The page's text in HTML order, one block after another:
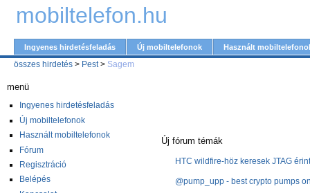
mobiltelefon.hu
Ingyenes hirdetésfeladás Új mobiltelefonok Használt
összes hirdetés > Pest> Sagem
menü
Ingyenes hirdetésfeladás
Új mobiltelefonok
Használt mobiltelefonok
Fórum
Regisztráció
Belépés
Új fórum témák
HTC wildfire-höz keresek JTAG
@pump_upp - best crypto pumps